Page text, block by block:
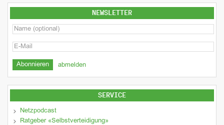
NEWSLETTER
abmelden
SERVICE
Netzpodcast
Ratgeber «Selbstverteidigung»